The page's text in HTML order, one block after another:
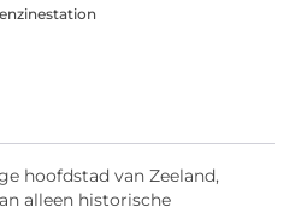
hoofdstad van Zeeland,
alleen historische